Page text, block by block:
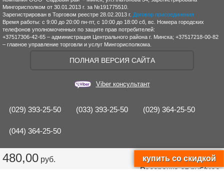
480,00 руб.
Рассрочка отруб/мес.
Мингорисполком от 30.01.2013 г. за №191775510.
Зарегистрирован в Торговом реестре 28.02.2013 г. Договор присоединения
Время работы: с 9:00 до 20:00 пн-пт, с 10:00 до 18:00 сб, вс. Номера городских
телефонов уполномоченных по защите прав потребителей:
+37517306-42-65 – администрация Центрального района г. Минска; +37517218-00-82
– главное управление торговли и услуг Мингорисполкома.
ПОЛНАЯ ВЕРСИЯ САЙТА
Viber консультант
(029) 393-25-50 (033) 393-25-50 (029) 364-25-50
(044) 364-25-50